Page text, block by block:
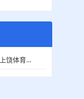
2026年6月4日 江西联男子U15第4轮 上饶体育运动学校U15vs萍乡酷锐安源中学U15 全场录像回放